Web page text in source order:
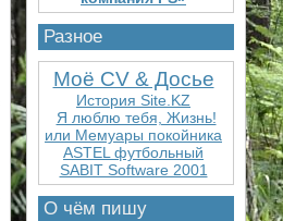
Разное
Моё CV & Досье
История Site.KZ
Я люблю тебя, Жизнь!
или Мемуары покойника
ASTEL футбольный
SABIT Software 2001
О чём пишу